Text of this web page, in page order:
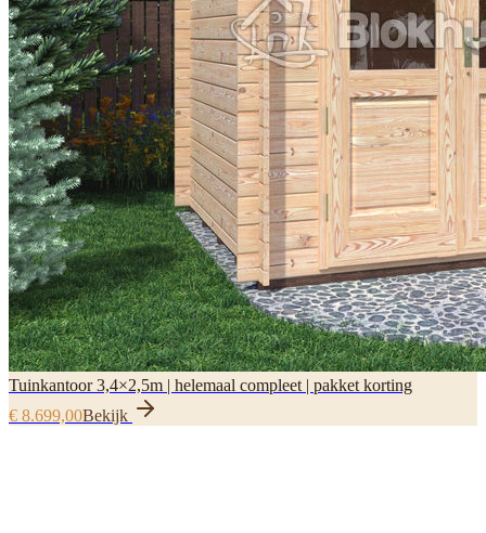
Tuinkantoor 3,4×2,5m | helemaal compleet | pakket korting
€ 8.699,00Bekijk